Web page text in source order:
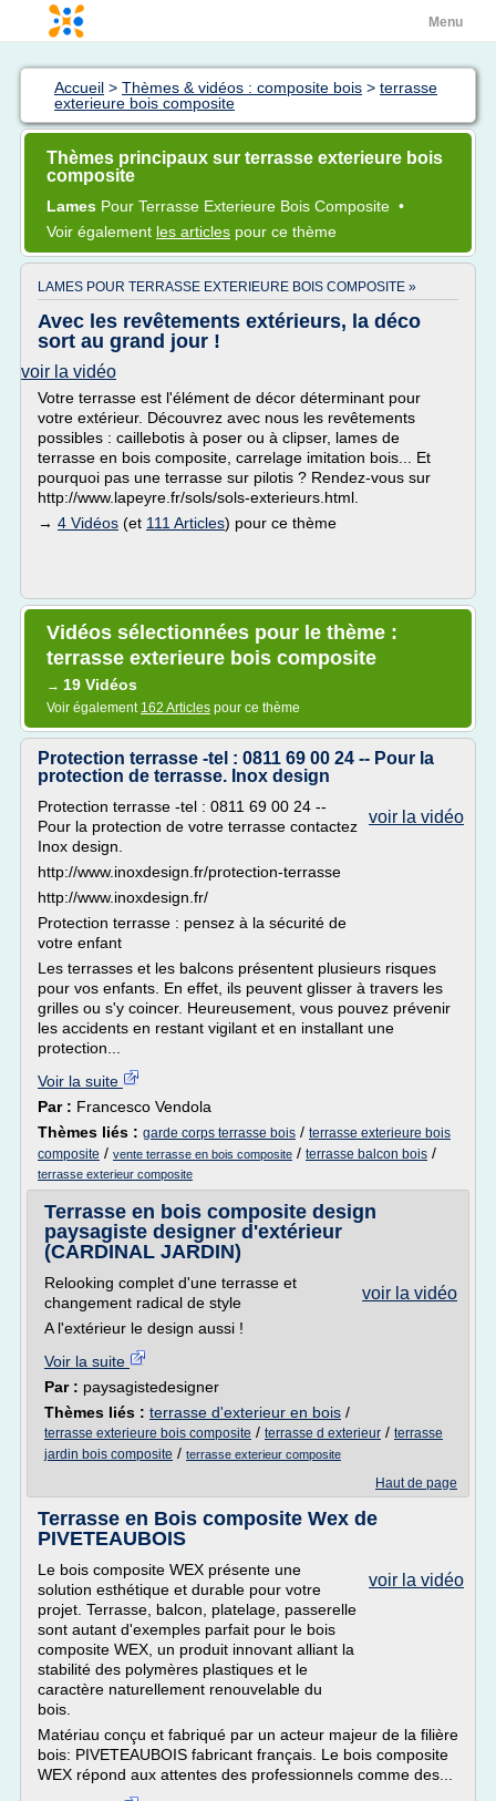
Menu
Accueil > Thèmes & vidéos : composite bois > terrasse
exterieure bois composite
Thèmes principaux sur terrasse exterieure bois
composite
Lames Pour Terrasse Exterieure Bois Composite •
Voir également les articles pour ce thème
LAMES POUR TERRASSE EXTERIEURE BOIS COMPOSITE »
Avec les revêtements extérieurs, la déco
sort au grand jour !
voir la vidéo
Votre terrasse est l'élément de décor déterminant pour
votre extérieur. Découvrez avec nous les revêtements
possibles : caillebotis à poser ou à clipser, lames de
terrasse en bois composite, carrelage imitation bois... Et
pourquoi pas une terrasse sur pilotis ? Rendez-vous sur
http://www.lapeyre.fr/sols/sols-exterieurs.html.
→ 4 Vidéos (et 111 Articles) pour ce thème
Vidéos sélectionnées pour le thème :
terrasse exterieure bois composite
→ 19 Vidéos
Voir également 162 Articles pour ce thème
Protection terrasse -tel : 0811 69 00 24 -- Pour la
protection de terrasse. Inox design
voir la vidéo
Protection terrasse -tel : 0811 69 00 24 --
Pour la protection de votre terrasse contactez
Inox design.
http://www.inoxdesign.fr/protection-terrasse
http://www.inoxdesign.fr/
Protection terrasse : pensez à la sécurité de
votre enfant
Les terrasses et les balcons présentent plusieurs risques
pour vos enfants. En effet, ils peuvent glisser à travers les
grilles ou s'y coincer. Heureusement, vous pouvez prévenir
les accidents en restant vigilant et en installant une
protection...
Voir la suite
Par : Francesco Vendola
Thèmes liés : garde corps terrasse bois / terrasse exterieure bois
composite / vente terrasse en bois composite / terrasse balcon bois /
terrasse exterieur composite
Terrasse en bois composite design
paysagiste designer d'extérieur
(CARDINAL JARDIN)
voir la vidéo
Relooking complet d'une terrasse et
changement radical de style
A l'extérieur le design aussi !
Voir la suite
Par : paysagistedesigner
Thèmes liés : terrasse d'exterieur en bois /
terrasse exterieure bois composite / terrasse d exterieur / terrasse
jardin bois composite / terrasse exterieur composite
Haut de page
Terrasse en Bois composite Wex de
PIVETEAUBOIS
voir la vidéo
Le bois composite WEX présente une
solution esthétique et durable pour votre
projet. Terrasse, balcon, platelage, passerelle
sont autant d'exemples parfait pour le bois
composite WEX, un produit innovant alliant la
stabilité des polymères plastiques et le
caractère naturellement renouvelable du
bois.
Matériau conçu et fabriqué par un acteur majeur de la filière
bois: PIVETEAUBOIS fabricant français. Le bois composite
WEX répond aux attentes des professionnels comme des...